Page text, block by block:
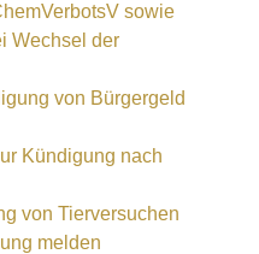
sowie
Wechsel der
von Bürgergeld
Kündigung nach
von Tierversuchen
melden